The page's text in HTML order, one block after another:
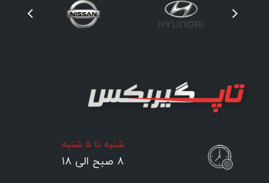
شنبه تا ۵ شنبه
۸ صبح الی ۱۸